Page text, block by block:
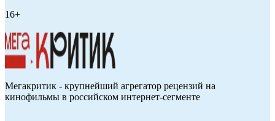
16+
Мегакритик - крупнейший агрегатор рецензий на
кинофильмы в российском интернет-сегменте